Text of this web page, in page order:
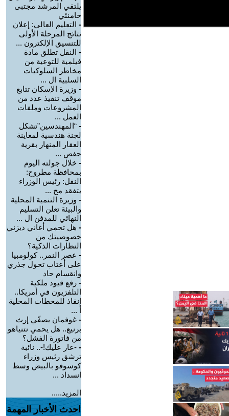
يلتقي المرشد مجتبى
خامنئي
- التعليم العالي: إعلان
نتائج المرحلة الأولى
للتنسيق الإلكترون ...
- النقل تطلق مادة
فيلمية للتوعية من
مخاطر السلوكيات
السلبية ال ...
- وزيرة الإسكان تتابع
موقف تنفيذ عدد من
المشروعات وملفات
العمل ...
- “المهندسين”تشكل
لجنة هندسية لمعاينة
العقار المنهار بقرية
جفص ...
- خلال جولته اليوم
بمحافظة مطروح:
النقل: رئيس الوزراء
يتفقد مح ...
- وزيرة التنمية المحلية
والبيئة تعلن التسليم
النهائي للمدفن ال ...
- هل تحمي أغاني ديزني
خصوصيتك من
النظارات الذكية؟
- عصر النمر.. كولومبيا
على أعتاب تحول جذري
وانقسام حاد
- رفع قيود ملكية
التلفزيون في أمريكا..
إنقاذ للمحطات المحلية
أ ...
- غوفمان يصفّي إرث
برنيع.. هل يحمي نتنياهو
من فاتورة الفشل؟
- -عار عليك!-.. نائبة
ترشق رئيس وزراء
كوسوفو بالبيض وسط
انسداد ...
المزيد.....
احدث الأخبار المهمة